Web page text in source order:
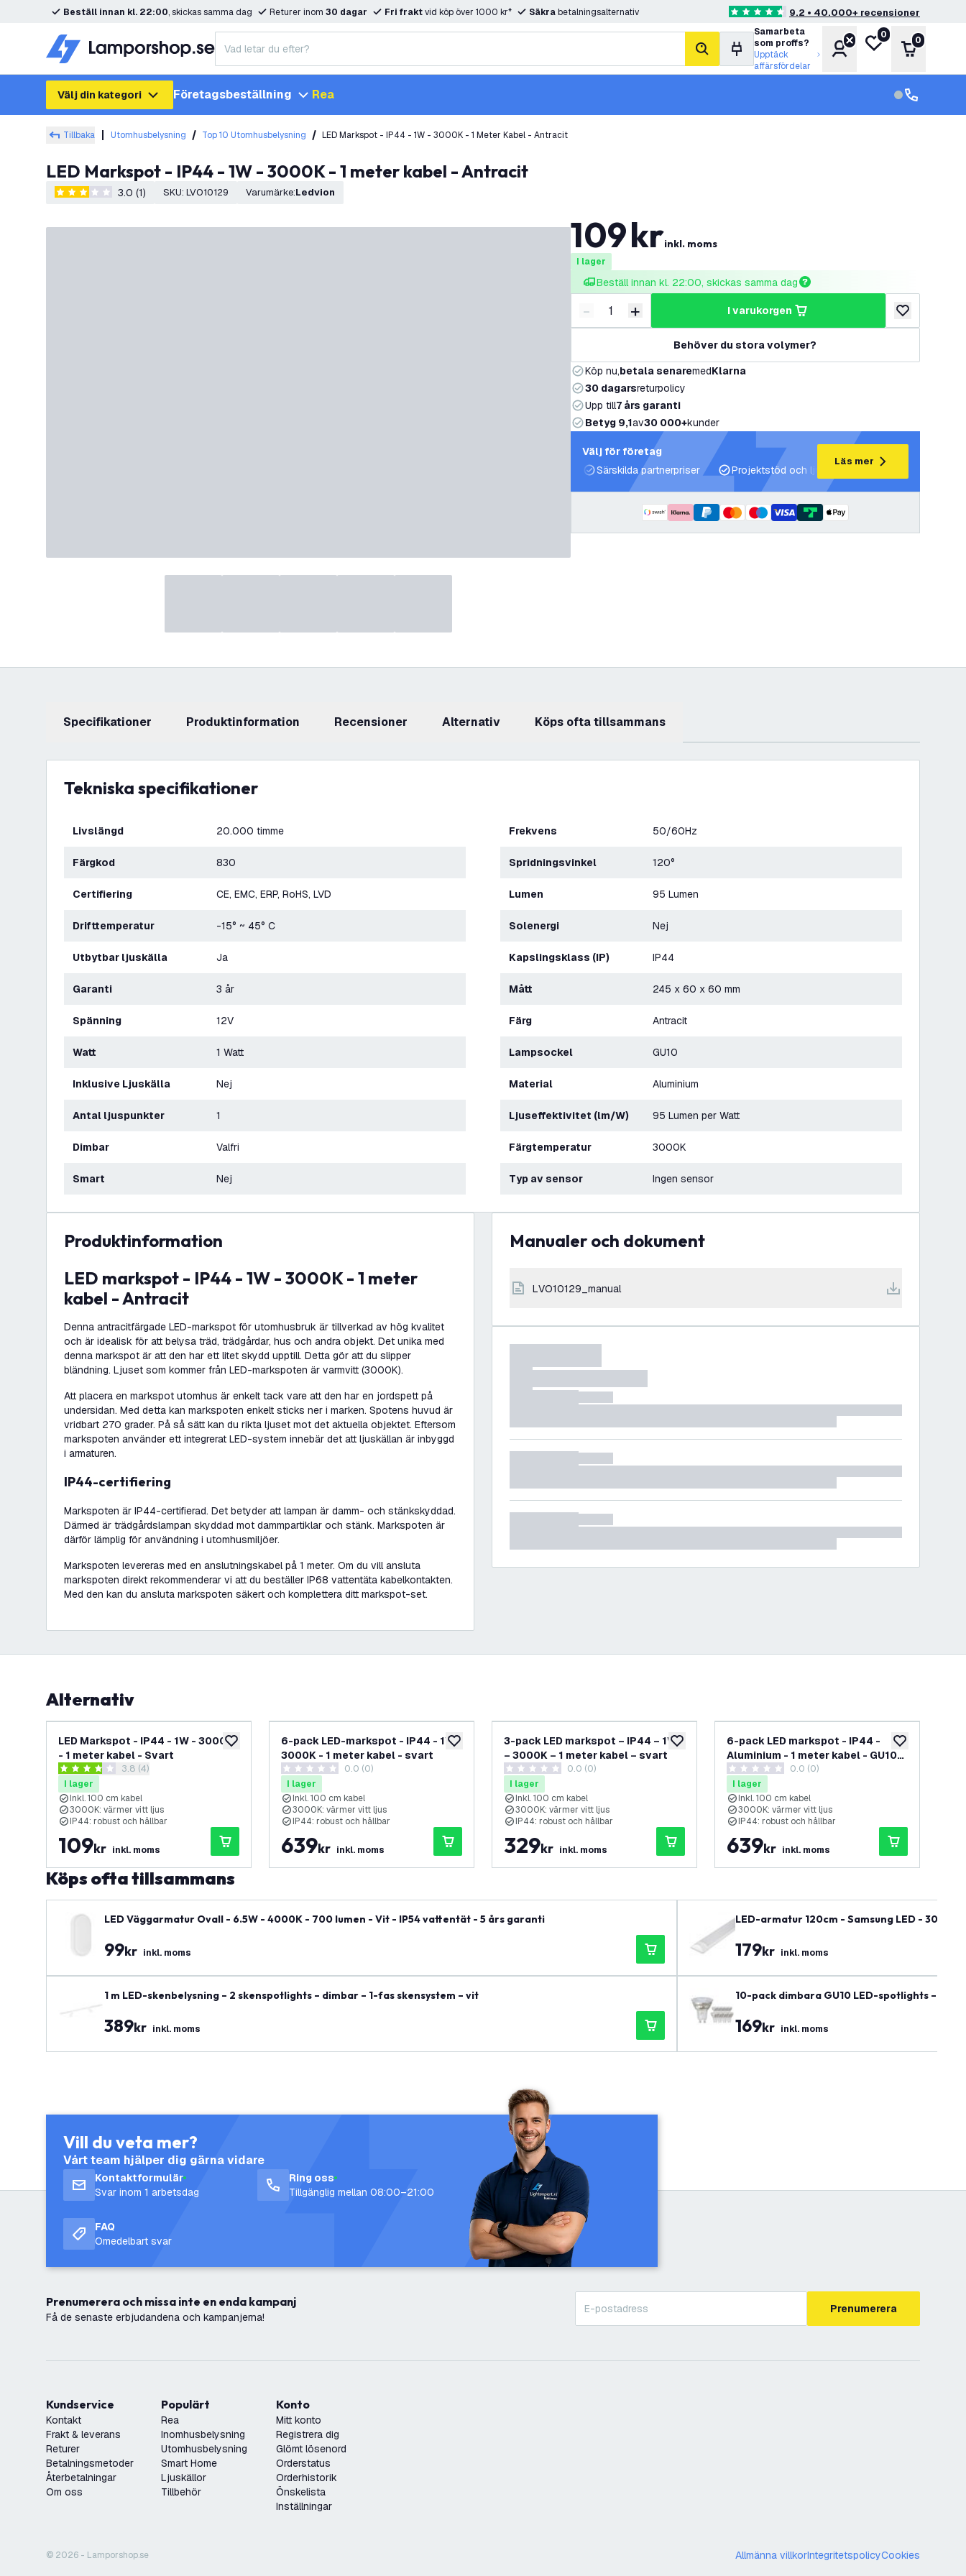
Beställ innan kl. 22:00, skickas samma dag Returer inom 30 dagar Fri fraktvid köp över 1000 kr* Säkrabetalningsalternativ 4.6 stjärnbetyg9.2 • 40.000+ recensioner
sök
Samarbeta
som proffs?
Upptäck
affärsfördelar
KontoMin önskelista
0
Varukorg
0
Välj din kategori Företagsbeställning Rea kundservice
kundservice
Tillbaka Utomhusbelysning Top 10 Utomhusbelysning LED Markspot - IP44 - 1W - 3000K - 1 Meter Kabel - Antracit
LED Markspot - IP44 - 1W - 3000K - 1 meter kabel - Antracit
3 stjärnbetyg 3.0 (1) SKU: LVO10129 Varumärke: Ledvion
109krinkl. moms
I lager
Beställ innan kl. 22:00, skickas samma dag
Minska antal
- Öka antal
+ i varukorgen
lägg till i
Behöver du stora volymer?
Köp nu,betala senaremedKlarna
30 dagarsreturpolicy
Upp till7 års garanti
Betyg 9,1av30 000+kunder
Välj för företag
Särskilda partnerpriser
Projektstöd och ljusplaner
Läs mer
Specifikationer produktinformation recensioner Alternativ Köps ofta tillsammans
Tekniska specifikationer
Livslängd 20.000 timme
Färgkod 830
Certifiering CE, EMC, ERP, RoHS, LVD
Drifttemperatur -15° ~ 45° C
Utbytbar ljuskälla Ja
Garanti 3 år
Spänning 12V
Watt 1 Watt
Inklusive Ljuskälla Nej
Antal ljuspunkter 1
Dimbar Valfri
Smart Nej
Frekvens 50/60Hz
Spridningsvinkel 120°
Lumen 95 Lumen
Solenergi Nej
Kapslingsklass (IP) IP44
Mått 245 x 60 x 60 mm
Färg Antracit
Lampsockel GU10
Material Aluminium
Ljuseffektivitet (lm/W) 95 Lumen per Watt
Färgtemperatur 3000K
Typ av sensor Ingen sensor
produktinformation
LED markspot - IP44 - 1W - 3000K - 1 meter
kabel - Antracit
Denna antracitfärgade LED-markspot för utomhusbruk är tillverkad av hög kvalitet
och är idealisk för att belysa träd, trädgårdar, hus och andra objekt. Det unika med
denna markspot är att den har ett litet skydd upptill. Detta gör att du slipper
bländning. Ljuset som kommer från LED-markspoten är varmvitt (3000K).
Att placera en markspot utomhus är enkelt tack vare att den har en jordspett på
undersidan. Med detta kan markspoten enkelt sticks ner i marken. Spotens huvud är
vridbart 270 grader. På så sätt kan du rikta ljuset mot det aktuella objektet. Eftersom
markspoten använder ett integrerat LED-system innebär det att ljuskällan är inbyggd
i armaturen.
IP44-certifiering
Markspoten är IP44-certifierad. Det betyder att lampan är damm- och stänkskyddad.
Därmed är trädgårdslampan skyddad mot dammpartiklar och stänk. Markspoten är
därför lämplig för användning i utomhusmiljöer.
Markspoten levereras med en anslutningskabel på 1 meter. Om du vill ansluta
markspoten direkt rekommenderar vi att du beställer IP68 vattentäta kabelkontakten.
Med den kan du ansluta markspoten säkert och komplettera ditt markspot-set.
Manualer och dokument
LVO10129_manual
Alternativ
lägg till i önskelistan
LED Markspot - IP44 - 1W - 3000K
- 1 meter kabel - Svart
öppna recensionspanel
3.8 stjärnbetyg3.8 (4)
I lager
Inkl. 100 cm kabel
3000K: värmer vitt ljus
IP44: robust och hållbar
109kr inkl. moms
lägg till i önskelistan
6-pack LED-markspot - IP44 - 1W -
3000K - 1 meter kabel - svart
0 stjärnbetyg 0.0 (0)
I lager
Inkl. 100 cm kabel
3000K: värmer vitt ljus
IP44: robust och hållbar
639kr inkl. moms
lägg till i önskelistan
3-pack LED markspot – IP44 – 1W
– 3000K – 1 meter kabel – svart
0 stjärnbetyg 0.0 (0)
I lager
Inkl. 100 cm kabel
3000K: värmer vitt ljus
IP44: robust och hållbar
329kr inkl. moms
lägg till i
6-pack LED markspot - IP44 -
Aluminium - 1 meter kabel - GU10-
sockel - Antracit
0 stjärnbetyg 0.0 (0)
I lager
Inkl. 100 cm kabel
3000K: värmer vitt ljus
IP44: robust och hållbar
639kr inkl. moms
Köps ofta tillsammans
LED Väggarmatur Ovall - 6.5W - 4000K - 700 lumen - Vit - IP54 vattentät - 5 års garanti
99kr inkl. moms
1 m LED-skenbelysning – 2 skenspotlights – dimbar – 1-fas skensystem – vit
389kr inkl. moms
LED-armatur 120cm - Samsung LED - 30W
179kr inkl. moms
10-pack dimbara GU10 LED-spotlights – 3W
169kr inkl. moms
Vill du veta mer?
Vårt team hjälper dig gärna vidare
Kontaktformulär
Svar inom 1 arbetsdag
Ring oss
Tillgänglig mellan 08:00–21:00
FAQ
Omedelbart svar
Prenumerera och missa inte en enda kampanj
Få de senaste erbjudandena och kampanjerna!
Prenumerera
Kundservice
Kontakt
Frakt & leverans
Returer
Betalningsmetoder
Återbetalningar
Om oss
Populärt
Rea
Inomhusbelysning
Utomhusbelysning
Smart Home
Ljuskällor
Tillbehör
Konto
Mitt konto
Registrera dig
Glömt lösenord
Orderstatus
Orderhistorik
Önskelista
Inställningar
© 2026 - Lamporshop.se Allmänna villkorIntegritetspolicyCookies